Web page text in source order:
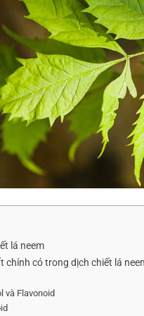
lá neem
chính có trong dịch chiết lá
và Flavonoid